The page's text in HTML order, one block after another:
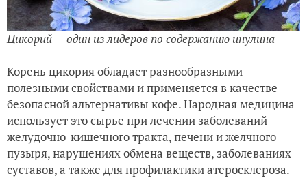
Цикорий — один из лидеров по содержанию инулина
Корень цикория обладает разнообразными
полезными свойствами и применяется в качестве
безопасной альтернативы кофе. Народная медицина
использует это сырье при лечении заболеваний
желудочно-кишечного тракта, печени и желчного
пузыря, нарушениях обмена веществ, заболеваниях
суставов, а также для профилактики атеросклероза.